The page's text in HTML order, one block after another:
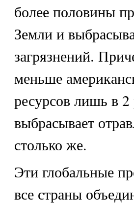
более половины
Земли и
загрязнений.
меньше
ресурсов лишь в
выбрасывает
столько же.
Эти глобальные
все страны